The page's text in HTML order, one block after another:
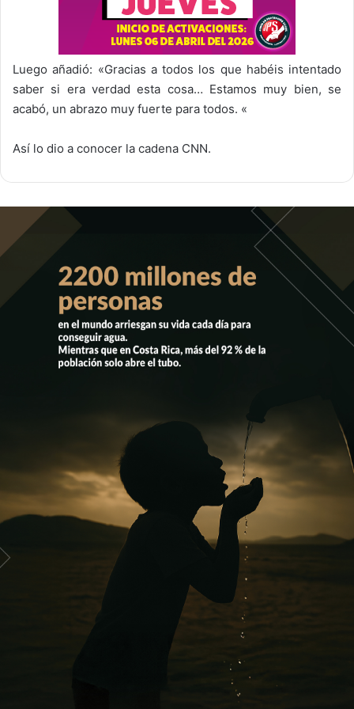
Luego añadió: «Gracias a todos los que habéis intentado
saber si era verdad esta cosa… Estamos muy bien, se
acabó, un abrazo muy fuerte para todos. «
Así lo dio a conocer la cadena CNN.